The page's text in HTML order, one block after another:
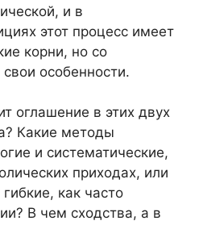
и в
этот процесс имеет
корни, но со
особенности.
оглашение в этих двух
Какие методы
и систематические,
приходах, или
как часто
В чем сходства, а в